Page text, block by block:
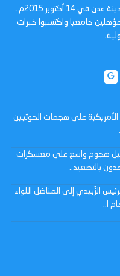
عدن تايم - صحيفة الكترونية تأسست في مدينة عدن في 14 أكتوبر 2015م ،
جامعيا واكتسبوا خبرات
الأمريكية على هجمات الحوثيين
هجوم واسع على معسكرات
بالتصعيد..
الزُبيدي إلى المناضل اللواء
ا..